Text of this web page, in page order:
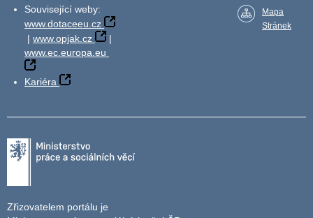
Související weby:
www.dotaceeu.cz
| www.opjak.cz
|
www.ec.europa.eu
Kariéra
Mapa
Stránek
Zřizovatelem portálu je